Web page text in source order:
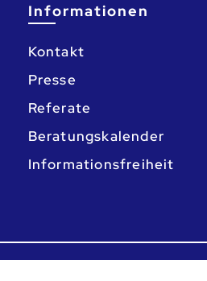
Informationen
Kontakt
Presse
Referate
Beratungskalender
Informationsfreiheit